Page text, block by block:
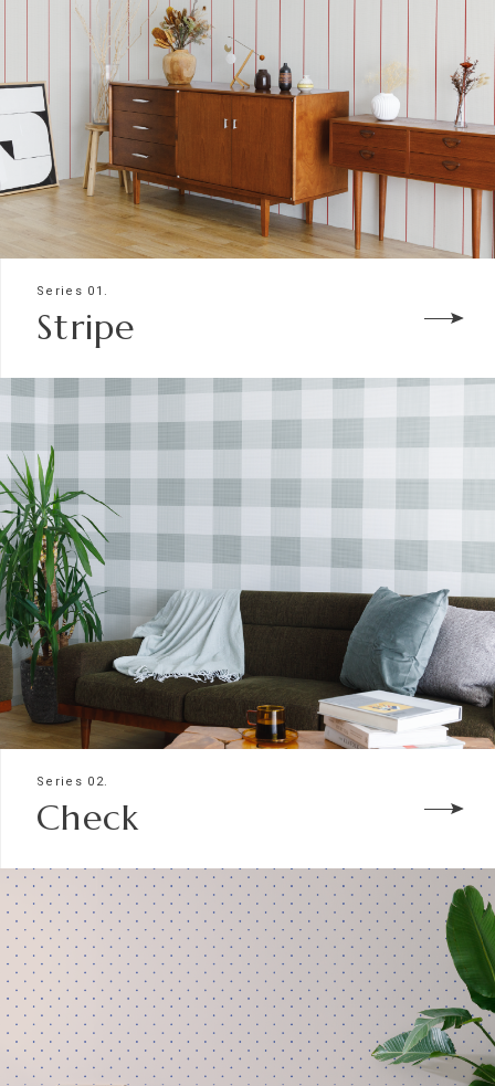
択をお願いします．
※③告示第1401号の厚さが9mm以上の石膏ボード
Series 01.
Stripe
Series 02.
Check